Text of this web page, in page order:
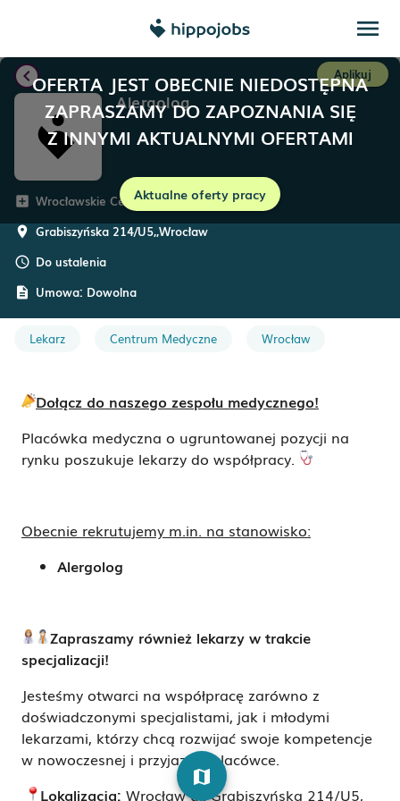
menu
OFERTA JEST OBECNIE NIEDOSTĘPNA
ZAPRASZAMY DO ZAPOZNANIA SIĘ
Z INNYMI AKTUALNYMI OFERTAMI
Aktualne oferty pracy
chevron_left Aplikuj
Alergolog
add_box Wrocławskie Centra Medyczne
room Grabiszyńska 214/U5,,Wrocław
schedule Do ustalenia
description Umowa: Dowolna
Lekarz Centrum Medyczne Wrocław
Dołącz do naszego zespołu medycznego!
Placówka medyczna o ugruntowanej pozycji na
rynku poszukuje lekarzy do współpracy.
Obecnie rekrutujemy m.in. na stanowisko:
Alergolog
Zapraszamy również lekarzy w trakcie
specjalizacji!
Jesteśmy otwarci na współpracę zarówno z
doświadczonymi specjalistami, jak i młodymi
lekarzami, którzy chcą rozwijać swoje kompetencje
w nowoczesnej i przyjaznej placówce.
Lokalizacja: Wrocław ul. Grabiszyńska 214/U5,
map